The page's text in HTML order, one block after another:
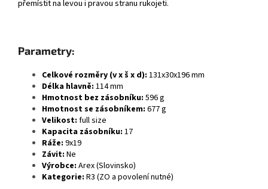
přemístit na levou i pravou stranu rukojeti.
Parametry:
Celkové rozměry (v x š x d): 131x30x196 mm
Délka hlavně: 114 mm
Hmotnost bez zásobníku: 596 g
Hmotnost se zásobníkem: 677 g
Velikost: full size
Kapacita zásobníku: 17
Ráže: 9x19
Závit: Ne
Výrobce: Arex (Slovinsko)
Kategorie: R3 (ZO a povolení nutné)